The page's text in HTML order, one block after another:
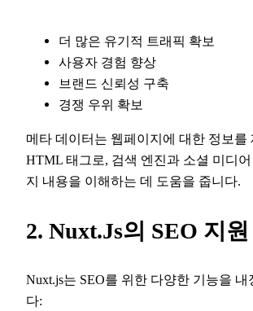
더 많은 유기적 트래픽 확보
사용자 경험 향상
브랜드 신뢰성 구축
경쟁 우위 확보
메타 데이터는 웹페이지에 대한 정보를
HTML 태그로, 검색 엔진과 소셜 미디
지 내용을 이해하는 데 도움을 줍니다.
2. Nuxt.js의 SEO 지
Nuxt.js는 SEO를 위한 다양한 기능을 내
다: